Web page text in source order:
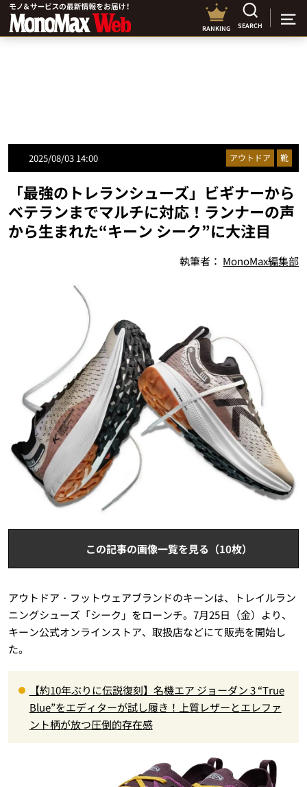
RANKING SEARCH
2025/08/03 14:00 アウトドア 靴
「最強のトレランシューズ」ビギナーから
ベテランまでマルチに対応！ランナーの声
から生まれた“キーン シーク”に大注目
執筆者： MonoMax編集部
この記事の画像一覧を見る（10枚）
アウトドア・フットウェアブランドのキーンは、トレイルラン
ニングシューズ「シーク」をローンチ。7月25日（金）より、
キーン公式オンラインストア、取扱店などにて販売を開始し
た。
【約10年ぶりに伝説復刻】名機エア ジョーダン 3 “True
Blue”をエディターが試し履き！上質レザーとエレファ
ント柄が放つ圧倒的存在感